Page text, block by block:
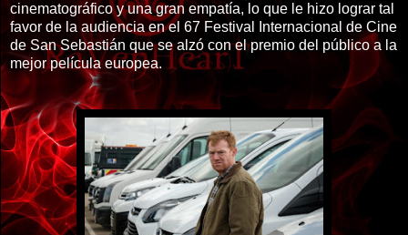
cinematográfico y una gran empatía, lo que le hizo lograr tal
favor de la audiencia en el 67 Festival Internacional de Cine
de San Sebastián que se alzó con el premio del público a la
mejor película europea.